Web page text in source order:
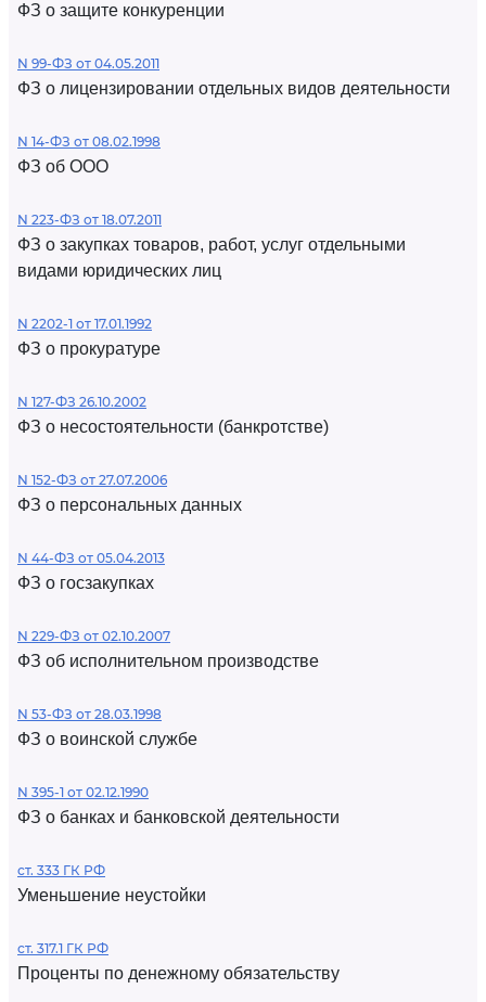
ФЗ о защите конкуренции
N 99-ФЗ от 04.05.2011
ФЗ о лицензировании отдельных видов деятельности
N 14-ФЗ от 08.02.1998
ФЗ об ООО
N 223-ФЗ от 18.07.2011
ФЗ о закупках товаров, работ, услуг отдельными
видами юридических лиц
N 2202-1 от 17.01.1992
ФЗ о прокуратуре
N 127-ФЗ 26.10.2002
ФЗ о несостоятельности (банкротстве)
N 152-ФЗ от 27.07.2006
ФЗ о персональных данных
N 44-ФЗ от 05.04.2013
ФЗ о госзакупках
N 229-ФЗ от 02.10.2007
ФЗ об исполнительном производстве
N 53-ФЗ от 28.03.1998
ФЗ о воинской службе
N 395-1 от 02.12.1990
ФЗ о банках и банковской деятельности
ст. 333 ГК РФ
Уменьшение неустойки
ст. 317.1 ГК РФ
Проценты по денежному обязательству